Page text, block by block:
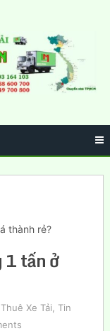
thành rẻ?
1 tấn ở
Xe Tải
Tin